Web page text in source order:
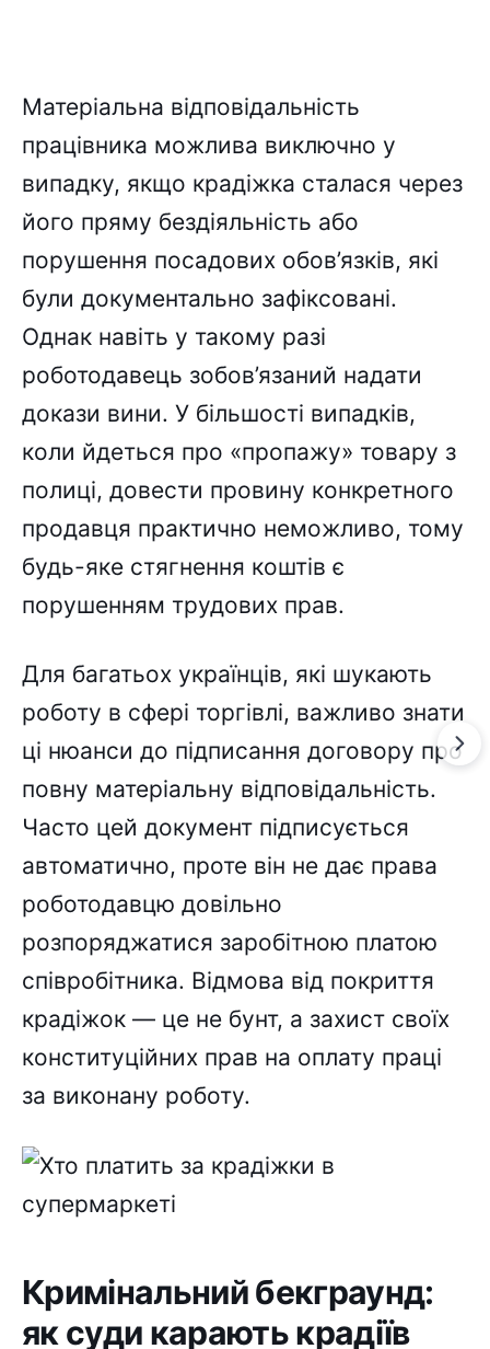
Матеріальна відповідальність
працівника можлива виключно у
випадку, якщо крадіжка сталася через
його пряму бездіяльність або
порушення посадових обов’язків, які
були документально зафіксовані.
Однак навіть у такому разі
роботодавець зобов’язаний надати
докази вини. У більшості випадків,
коли йдеться про «пропажу» товару з
полиці, довести провину конкретного
продавця практично неможливо, тому
будь-яке стягнення коштів є
порушенням трудових прав.
Для багатьох українців, які шукають
роботу в сфері торгівлі, важливо знати
ці нюанси до підписання договору про
повну матеріальну відповідальність.
Часто цей документ підписується
автоматично, проте він не дає права
роботодавцю довільно
розпоряджатися заробітною платою
співробітника. Відмова від покриття
крадіжок — це не бунт, а захист своїх
конституційних прав на оплату праці
за виконану роботу.
Кримінальний бекграунд:
як суди карають крадіїв